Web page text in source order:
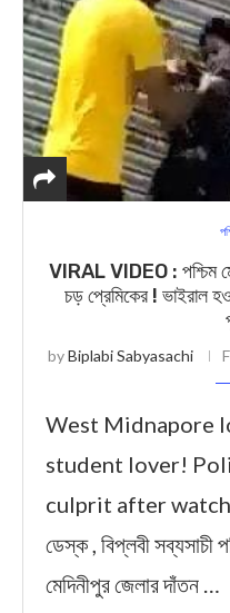
VIRAL VIDEO : পশ্চিম
চড় প্রেমিকের ! ভাইরাল
byBiplabi Sabyasachi
West Midnapore
student lover!
culprit after
ডেস্ক , বিপ্লবী সব্যসাচী
মেদিনীপুর জেলার দাঁতন …